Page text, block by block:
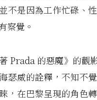
不是因為工作忙碌、
察覺。
Prada 的惡魔》的觀
瑟威的詮釋，不知不
，在巴黎呈現的角色